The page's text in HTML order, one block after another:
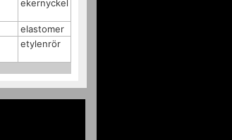
ekernyckel
elastomer
etylenrör